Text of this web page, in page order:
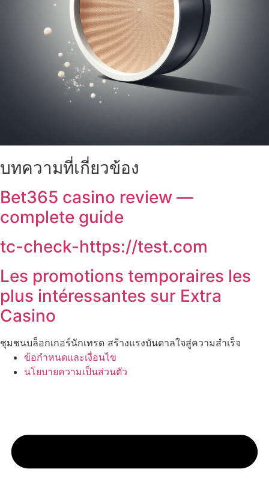
บทความที่เกี่ยวข้อง
Bet365 casino review —
complete guide
tc-check-https://test.com
Les promotions temporaires les
plus intéressantes sur Extra
Casino
ชุมชนบล็อกเกอร์นักเทรด สร้างแรงบันดาลใจสู่ความสำเร็จ
ข้อกำหนดและเงื่อนไข
นโยบายความเป็นส่วนตัว